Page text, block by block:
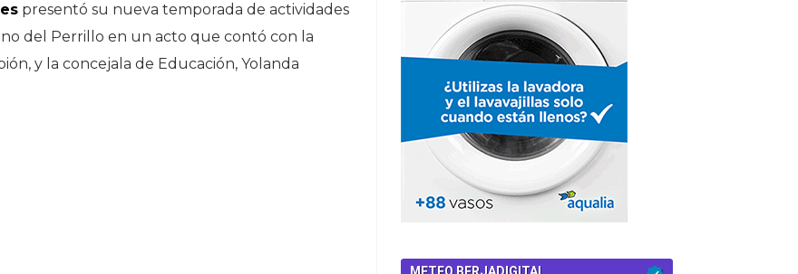
presentó su nueva temporada de actividades
del Perrillo en un acto que contó con la
y la concejala de Educación, Yolanda